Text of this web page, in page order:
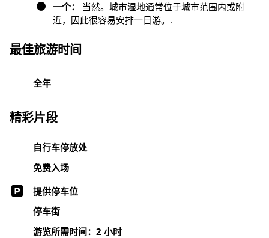
一个：
当然。城市湿地通常位于城市范围内或附
近，因此很容易安排一日游。.
最佳旅游时间
全年
精彩片段
自行车停放处
免费入场
提供停车位
停车街
游览所需时间：2 小时